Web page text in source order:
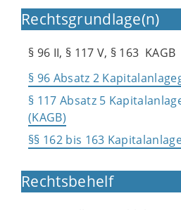
Rechtsgrundlage(n)
§ 96 II, § 117 V, § 163 KAGB
§ 96 Absatz 2
§ 117 Absatz 5
(KAGB)
§§ 162 bis 163
Rechtsbehelf